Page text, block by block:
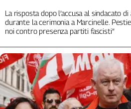
La risposta dopo l’accusa al sindacato
durante la cerimonia a Marcinelle.
noi contro presenza partiti fascisti”